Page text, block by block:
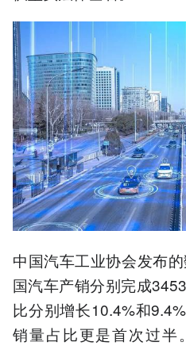
中国汽车工业协会发布
国汽车产销分别完成
比分别增长10.4%和
销量占比更是首次过半。